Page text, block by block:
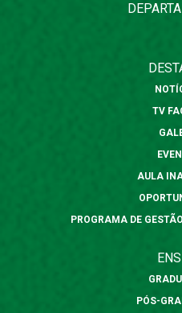
TV
AULA
PROGRAMA DE
PÓS-